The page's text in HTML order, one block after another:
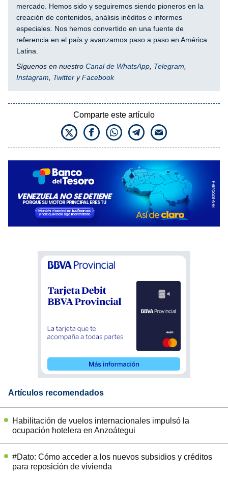
mercado. Hemos sido y seguiremos siendo pioneros en la
creación de contenidos, análisis inéditos e informes
especiales. Nos hemos convertido en una fuente de
referencia en el país y avanzamos paso a paso en América
Latina.
Síguenos en nuestro Canal de WhatsApp, Telegram,
Instagram, Twitter yFacebook
Comparte este artículo
Artículos recomendados
Habilitación de vuelos internacionales impulsó la
ocupación hotelera en Anzoátegui
#Dato: Cómo acceder a los nuevos subsidios y créditos
para reposición de vivienda